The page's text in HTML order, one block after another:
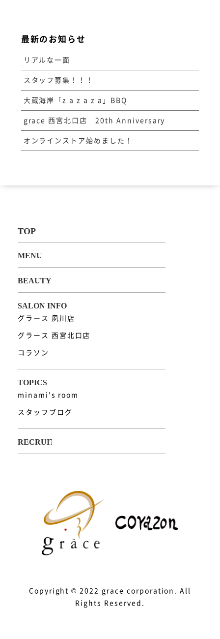
最新のお知らせ
リアルな一面
スタッフ募集！！！
大蔵海岸「z a z a z a」BBQ
grace 西宮北口店 20th Anniversary
オンラインストア始めました！
グラース 夙川店
グラース 西宮北口店
コラソン
minami's room
スタッフブログ
Copyright © 2022 grace corporation. All
Rights Reserved.